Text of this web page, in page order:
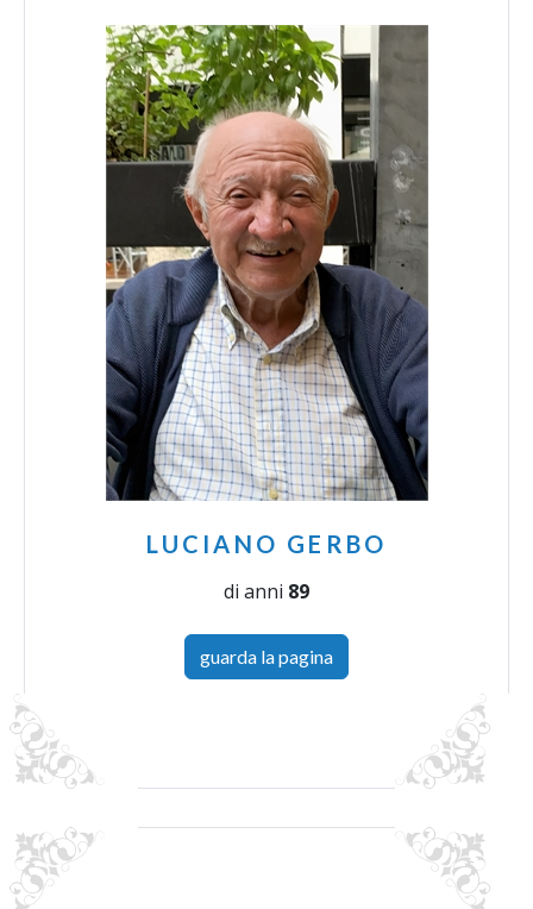
LUCIANO GERBO
di anni 89
guarda la pagina